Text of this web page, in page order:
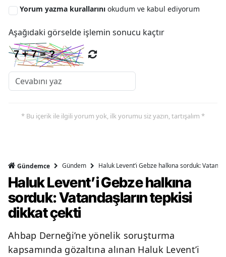
Yorum yazma kurallarını okudum ve kabul ediyorum
Aşağıdaki görselde işlemin sonucu kaçtır
* Bu içerik ile ilgili yorum yok, ilk yorumu siz yazın, tartışalım *
Gündemce Gündem Haluk Levent’i Gebze halkına sorduk:
Haluk Levent’i Gebze halkına
sorduk: Vatandaşların tepkisi
dikkat çekti
Ahbap Derneği’ne yönelik soruşturma
kapsamında gözaltına alınan Haluk Levent’i